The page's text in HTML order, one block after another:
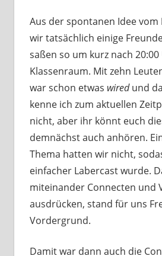
Aus der spontanen Idee
wir tatsächlich einige
saßen so um kurz nach
Klassenraum. Mit zehn
war schon etwas wiredund
kenne ich zum aktuellen
nicht, aber ihr könnt euch
demnächst auch anhören.
Thema hatten wir nicht,
einfacher Labercast wurde.
miteinander Connecten und
ausdrücken, stand für uns
Vordergrund.
Damit war dann auch die